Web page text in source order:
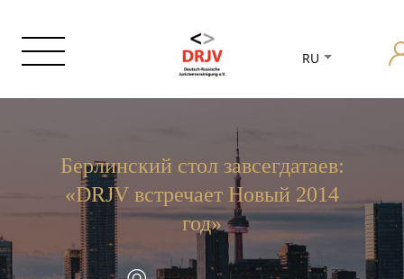
RU
Берлинский стол завсегдатаев:
«DRJV встречает Новый 2014
год»